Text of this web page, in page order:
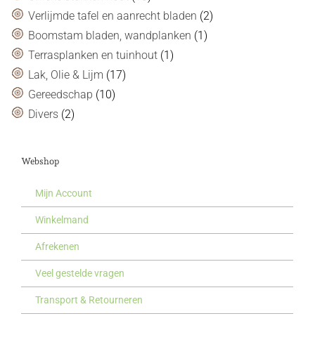
Verlijmde tafel en aanrecht bladen (2)
Boomstam bladen, wandplanken (1)
Terrasplanken en tuinhout (1)
Lak, Olie & Lijm (17)
Gereedschap (10)
Divers (2)
Webshop
Mijn Account
Winkelmand
Afrekenen
Veel gestelde vragen
Transport & Retourneren